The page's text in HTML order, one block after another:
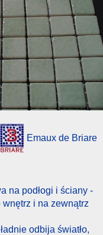
Emaux de Briare
na podłogi i ściany -
i na zewnątrz
odbija światło,